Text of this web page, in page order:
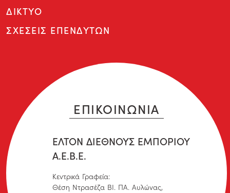
ΔΙΚΤΥΟ
ΣΧΕΣΕΙΣ ΕΠΕΝΔΥΤΩΝ
ΕΠΙΚΟΙΝΩΝΙΑ
ΕΛΤΟΝ ΔΙΕΘΝΟΥΣ ΕΜΠΟΡΙΟΥ
Α.Ε.Β.Ε.
Κεντρικά Γραφεία:
Θέση Ντρασέζα ΒΙ. ΠΑ. Αυλώνας,